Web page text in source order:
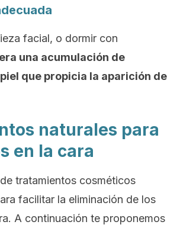
facial, o dormir con
una acumulación de
que propicia la aparición de
naturales para
en la cara
tratamientos cosméticos
facilitar la eliminación de los
A continuación te proponemos